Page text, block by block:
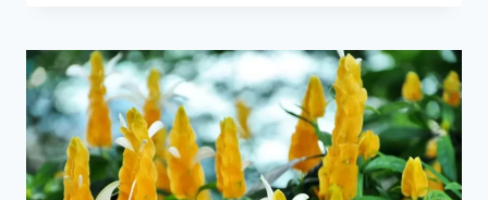
EM
CASA
E
GARANTIR
AS
PRÓXIMAS
FLORAÇÕES